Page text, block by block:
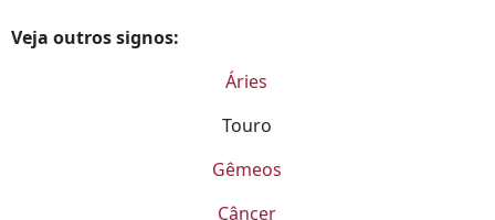
Veja outros signos:
Áries
Touro
Gêmeos
Câncer